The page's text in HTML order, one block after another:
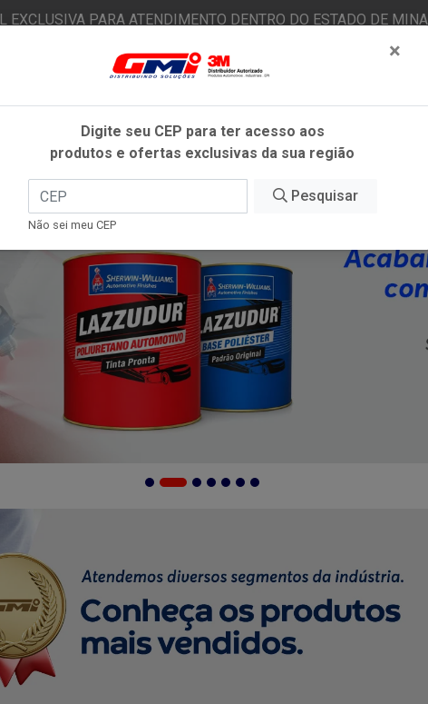
EXCLUSIVA PARA ATENDIMENTO DENTRO DO ESTADO DE
Já é cliente? - Entrar Não
FITAS ADESIVAS ESTÉTICA AUTOMOTIVA
×
Digite seu CEP para ter acesso aos
produtos e ofertas exclusivas da sua região
Pesquisar
Não sei meu CEP